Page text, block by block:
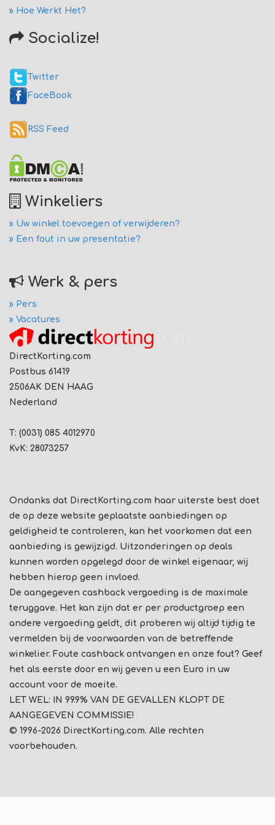
» Hoe Werkt Het?
Socialize!
Twitter
FaceBook
RSS Feed
Winkeliers
» Uw winkel toevoegen of verwijderen?
» Een fout in uw presentatie?
Werk & pers
» Pers
» Vacatures
DirectKorting.com
Postbus 61419
2506AK DEN HAAG
Nederland
T: (0031) 085 4012970
KvK: 28073257
Ondanks dat DirectKorting.com haar uiterste best doet
de op deze website geplaatste aanbiedingen op
geldigheid te controleren, kan het voorkomen dat een
aanbieding is gewijzigd. Uitzonderingen op deals
kunnen worden opgelegd door de winkel eigenaar, wij
hebben hierop geen invloed.
De aangegeven cashback vergoeding is de maximale
teruggave. Het kan zijn dat er per productgroep een
andere vergoeding geldt, dit proberen wij altijd tijdig te
vermelden bij de voorwaarden van de betreffende
winkelier. Foute cashback ontvangen en onze fout? Geef
het als eerste door en wij geven u een Euro in uw
account voor de moeite.
LET WEL: IN 99.9% VAN DE GEVALLEN KLOPT DE
AANGEGEVEN COMMISSIE!
© 1996-2026 DirectKorting.com. Alle rechten
voorbehouden.